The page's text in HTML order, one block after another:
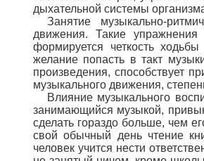
дыхательной системы
Занятие музыкально-
движения. Такие
формируется четкость
желание попасть в такт
произведения, способствует
музыкального движения,
Влияние музыкального
занимающийся музыкой,
сделать гораздо больше, чем
свой обычный день чтение
человек учится нести